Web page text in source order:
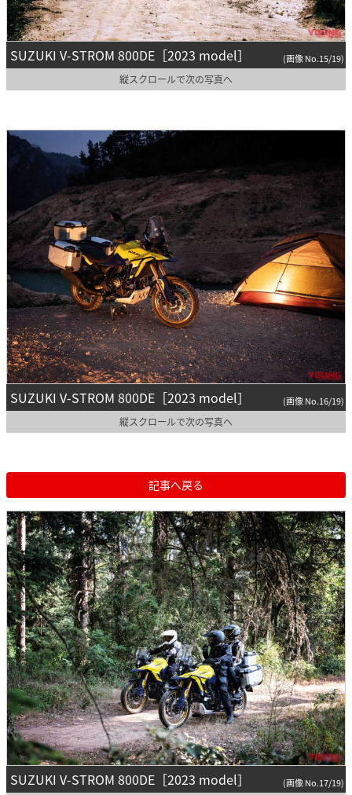
SUZUKI V-STROM 800DE［2023 model］ (画像 No.15/19)
縦スクロールで次の写真へ
SUZUKI V-STROM 800DE［2023 model］ (画像 No.16/19)
縦スクロールで次の写真へ
記事へ戻る
SUZUKI V-STROM 800DE［2023 model］ (画像 No.17/19)